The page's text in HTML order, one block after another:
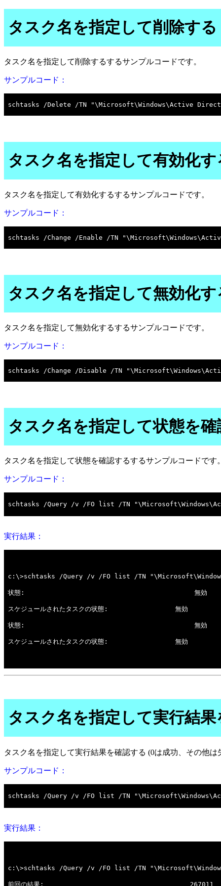
タスク名を指定して削除する
タスク名を指定して削除するするサンプルコードです。
サンプルコード：
タスク名を指定して有効化す
タスク名を指定して有効化するするサンプルコードです。
サンプルコード：
タスク名を指定して無効化す
タスク名を指定して無効化するするサンプルコードです。
サンプルコード：
タスク名を指定して状態を
タスク名を指定して状態を確認するするサンプルコードです
サンプルコード：
実行結果：
タスク名を指定して実行結
タスク名を指定して実行結果を確認する (0は成功、その他
サンプルコード：
実行結果：